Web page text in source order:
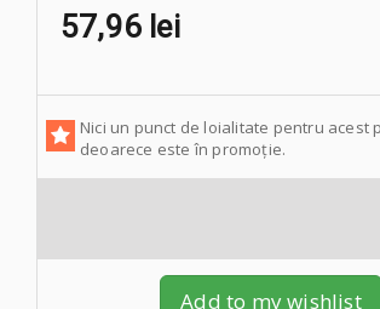
57,96 lei
Nici un punct de loialitate pentru acest
deoarece este în promoție.
Add to my wishlist